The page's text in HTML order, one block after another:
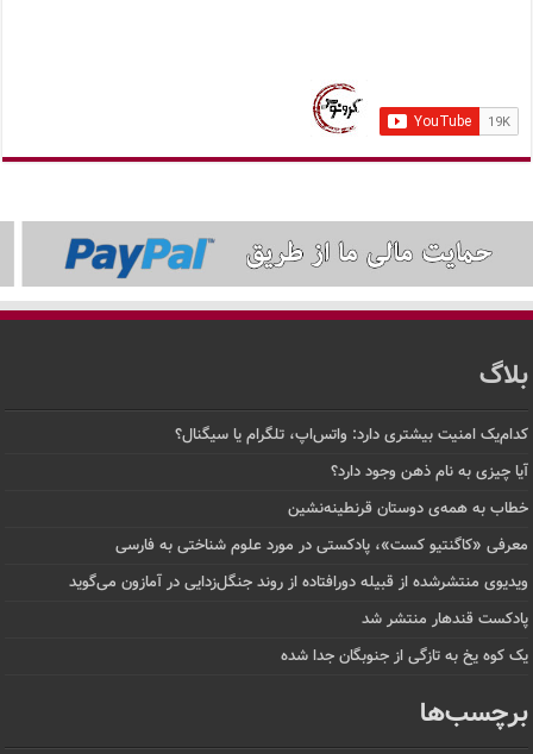
بلاگ
کدام‌یک امنیت بیشتری دارد: واتس‌اپ، تلگرام یا سیگنال؟
آیا چیزی به نام ذهن وجود دارد؟
خطاب به همه‌ی دوستان قرنطینه‌نشین
معرفی «کاگنتیو کست»، پادکستی در مورد علوم شناختی به فارسی
ویدیوی منتشرشده از قبیله دورافتاده‌ از روند جنگل‌زدایی در آمازون می‌گوید
پادکست قندهار منتشر شد
یک کوه یخ به تازگی از جنوبگان جدا شده
برچسب‌ها